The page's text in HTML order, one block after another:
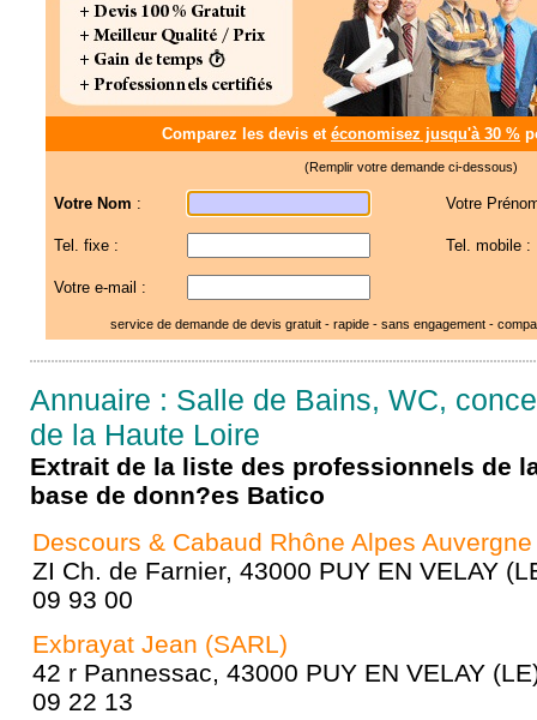
Comparez les devis et économisez jusqu'à 30 %
(Remplir votre demande ci-dessous)
Votre Nom : Votre
Tel. fixe : Tel. mobile :
Votre e-mail :
service de demande de devis gratuit - rapide - sans engagement -
Annuaire : Salle de Bains, WC,
de la Haute Loire
Extrait de la liste des professionnels de
base de donn?es Batico
Descours & Cabaud Rhône Alpes Auvergne
ZI Ch. de Farnier, 43000 PUY EN VELAY
09 93 00
Exbrayat Jean (SARL)
42 r Pannessac, 43000 PUY EN VELAY
09 22 13